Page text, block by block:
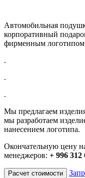
Автомобильная
корпоративный
фирменным
.
.
.
Мы предлагаем
мы разработаем
нанесением логотипа.
Окончательную цену
менеджеров: + 996 312
Расчет стоимости